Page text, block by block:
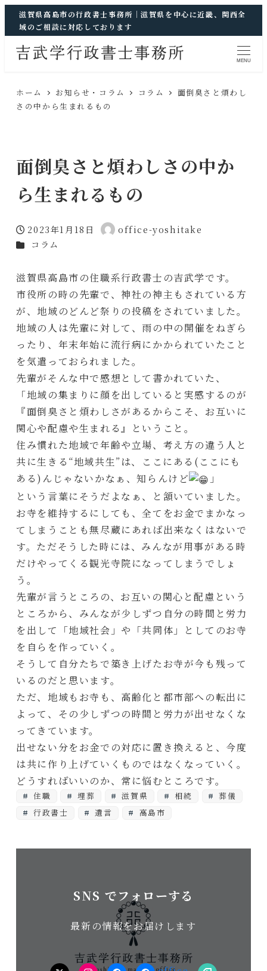
滋賀県高島市の行政書士事務所｜滋賀県を中心に近畿、関西全
域のご相談に対応しております
MENU
ホーム お知らせ・コラム コラム
面倒臭さと煩わし
さの中から生まれるもの
面倒臭さと煩わしさの中か
ら生まれるもの
投稿日
2023年1月18日
著
office-yoshitake
カテゴリー
コラム
滋賀県高島市の住職系行政書士の吉武学です。
市役所の時の先輩で、神社の神主もされている方
が、地域のどんど祭りの投稿をされていました。
地域の人は先輩に対して、雨の中の開催をねぎら
ったり、年末年始に流行病にかかられていたこと
を気遣っておられました。
先輩がそんな中で感想として書かれていた、
「地域の集まりに顔を出していると実感するのが
『面倒臭さと煩わしさがあるからこそ、お互いに
関心や配慮や生まれる』ということ。
住み慣れた地域で年齢や立場、考え方の違う人と
共に生きる“地域共生”は、ここにある(ここにも
ある)んじゃないかなぁ、知らんけど
」
という言葉にそうだよなぁ、と頷いていました。
お寺を維持するにしても、全てをお金でまかなっ
てしまうことも無尽蔵にあれば出来なくはないで
す。ただそうした時には、みんなが用事がある時
だけやってくる観光寺院になってしまうでしょ
う。
先輩が言うところの、お互いの関心と配慮という
ところから、みんなが少しずつ自分の時間と労力
を出して「地域社会」や「共同体」としてのお寺
を自らを作っていく。
そうして自分たちで築き上げたお寺が今も残って
いるのだと思います。
ただ、地域もお寺も、高齢化と都市部への転出に
よって、その少しずつの時間と労力が出せなくな
ってきています。
出せない分をお金での対応に置き換えると、今度
は共に作り上げていくものではなくなっていく。
どうすればいいのか、常に悩むところです。
住職 埋葬 滋賀県 相続
葬儀
行政書士
遺言 高島市
SNS でフォローする
最新の情報をお届けします